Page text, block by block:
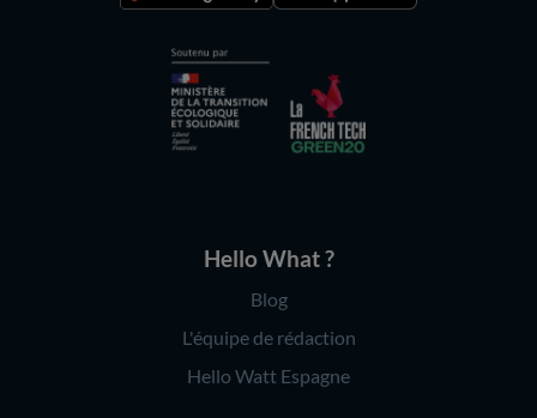
Hello What ?
Blog
L'équipe de rédaction
Hello Watt Espagne